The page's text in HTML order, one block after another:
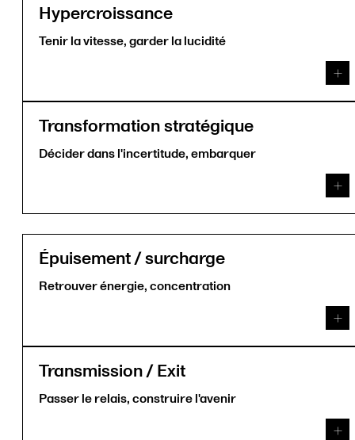
Hypercroissance
Tenir la vitesse, garder la lucidité
Transformation stratégique
Décider dans l'incertitude, embarquer
Épuisement / surcharge
Retrouver énergie, concentration
Transmission / Exit
Passer le relais, construire l'avenir